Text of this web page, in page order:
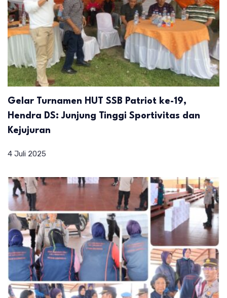
Gelar Turnamen HUT SSB Patriot ke-19,
Hendra DS: Junjung Tinggi Sportivitas dan
Kejujuran
4 Juli 2025